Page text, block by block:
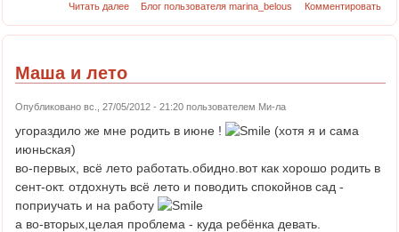
Читать далее Блог пользователя marina_belous Комментировать
Маша и лето
Опубликовано вс., 27/05/2012 - 21:20 пользователем Ми-ла
угораздило же мне родить в июне !
(хотя я и сама
июньская)
во-первых, всё лето работать.обидно.вот как хорошо родить в
сент-окт. отдохнуть всё лето и поводить спокойнов сад -
поприучать и на работу
а во-вторых,целая проблема - куда ребёнка девать.